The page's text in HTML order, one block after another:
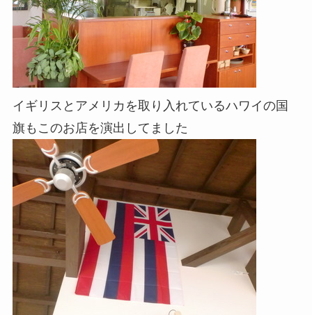
イギリスとアメリカを取り入れているハワイの国
旗もこのお店を演出してました